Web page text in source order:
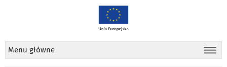
Menu główne